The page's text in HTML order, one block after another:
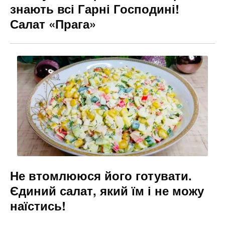
знають всі Гарні Господині!
Салат «Прага»
Не втомлююся його готувати.
Єдиний салат, який їм і не можу
наїстись!